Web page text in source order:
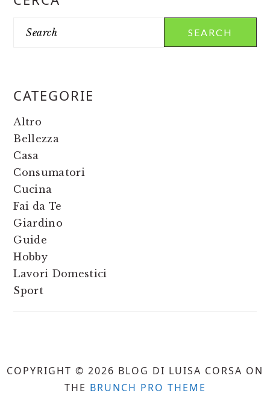
Search
CATEGORIE
Altro
Bellezza
Casa
Consumatori
Cucina
Fai da Te
Giardino
Guide
Hobby
Lavori Domestici
Sport
COPYRIGHT © 2026 BLOG DI LUISA CORSA ON
THE BRUNCH PRO THEME